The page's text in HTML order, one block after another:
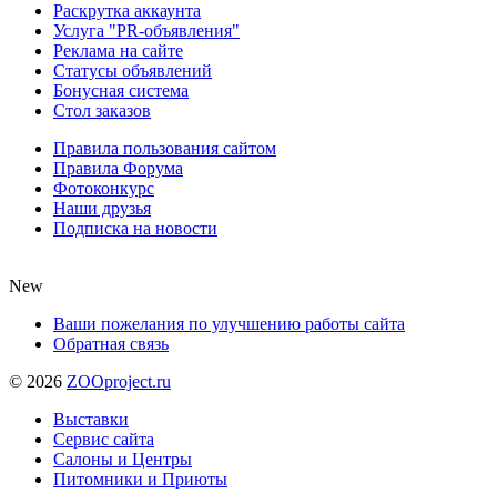
Раскрутка аккаунта
Услуга "PR-объявления"
Реклама на сайте
Статусы объявлений
Бонусная система
Стол заказов
Правила пользования сайтом
Правила Форума
Фотоконкурс
Наши друзья
Подписка на новости
New
Ваши пожелания по улучшению работы сайта
Обратная связь
© 2026 ZOOproject.ru
Выставки
Сервис сайта
Салоны и Центры
Питомники и Приюты